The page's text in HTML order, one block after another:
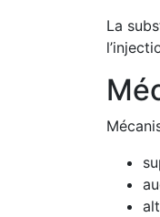
La